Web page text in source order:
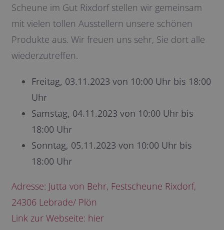
Scheune im Gut Rixdorf stellen wir gemeinsam
mit vielen tollen Ausstellern unsere schönen
Produkte aus. Wir freuen uns sehr, Sie dort alle
wiederzutreffen.
Freitag, 03.11.2023 von 10:00 Uhr bis 18:00
Uhr
Samstag, 04.11.2023 von 10:00 Uhr bis
18:00 Uhr
Sonntag, 05.11.2023 von 10:00 Uhr bis
18:00 Uhr
Adresse: Jutta von Behr, Festscheune Rixdorf,
24306 Lebrade/ Plön
Link zur Webseite: hier